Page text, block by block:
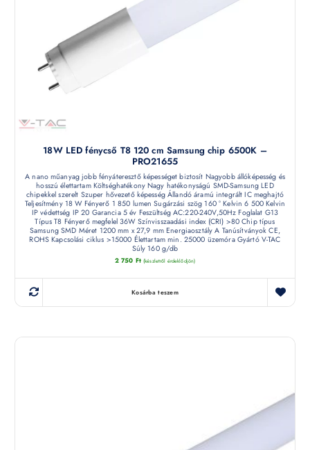
18W LED fénycső T8 120 cm Samsung chip 6500K –
PRO21655
A nano műanyag jobb fényáteresztő képességet biztosít Nagyobb állóképesség és
hosszú élettartam Költséghatékony Nagy hatékonyságú SMD-Samsung LED
chipekkel szerelt Szuper hővezető képesség Állandó áramú integrált IC meghajtó
Teljesítmény 18 W Fényerő 1 850 lumen Sugárzási szög 160 ° Kelvin 6 500 Kelvin
IP védettség IP 20 Garancia 5 év Feszültség AC:220-240V,50Hz Foglalat G13
Típus T8 Fényerő megfelel 36W Színvisszaadási index (CRI) >80 Chip típus
Samsung SMD Méret 1200 mm x 27,9 mm Energiaosztály A Tanúsítványok CE,
ROHS Kapcsolási ciklus >15000 Élettartam min. 25000 üzemóra Gyártó V-TAC
Súly 160 g/db
2 750 Ft (készletről érdeklődjön)
Kosárba teszem